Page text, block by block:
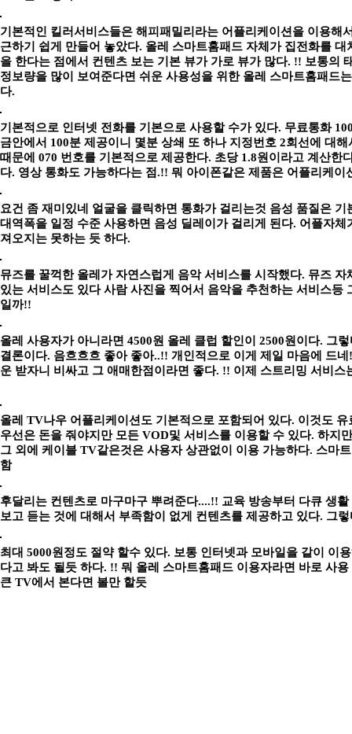
기본적인 킬러서비스들은 해피패밀리라는 어플리케이션을 이용해
근하기 쉽게 만들어 놓았다. 올레 스마트홈패드 자체가 집전화를
을 한다는 점에서 컨텐츠 보는 기본 뷰가 가로 뷰가 많다. !! 보통의
정보량을 많이 보여준다면 쉬운 사용성을 위한 올레 스마트홈패드
다.
기본적으로 인터넷 전화를 기본으로 사용할 수가 있다. 무료통화
금안에서 100분 제공이니 몇분 상쇄 또 하나 지정번호 2회선에 대
때문에 070 번호를 기본적으로 제공한다. 초당 1.8원이라고 계산한
다. 영상 통화도 가능하다는 점.!! 뭐 아이폰같은 제품은 어플리케이
요건 좀 재미있네 얼굴을 클릭하면 통화가 걸리는것 음성 품질은
대역폭을 일정 수준 사용하면 음성 딜레이가 걸리게 된다. 어플자
져오지는 못하는 듯 하다.
뮤즈를 꿀꺽한 올레가 자연스럽게 음악 서비스를 시작했다. 뮤즈
있는 서비스도 있다 사람 사진을 찍어서 음악을 추천하는 서비스등
일까!!
올레 사용자가 아니라면 4500원 올레 클럽 할인이 2500원이다. 그
결론이다. 음흐흐흐 좋아 좋아..!! 개인적으로 이게 제일 마음에 드
운 받자니 비싸고 그 애매한점이라면 좋다. !! 이제 스트리밍 서비스
올레 TV나우 어플리케이션도 기본적으로 포함되어 있다. 이것도
우선은 돈을 줘야지만 모든 VOD및 서비스를 이용할 수 있다. 하지
그 외에 케이블 TV같은것은 사용자 상관없이 이용 가능하다. 스마
함
후달리는 컨텐츠로 마구마구 뿌려준다....!! 교육 방송부터 다큐 생
보고 듣는 것에 대해서 부족함이 없게 컨텐츠를 제공하고 있다. 그
최대 5000원정도 절약 할수 있다. 보통 인터넷과 모바일을 같이 이
다고 봐도 될듯 하다. !! 뭐 올레 스마트홈패드 이용자라면 바로 사
큰 TV에서 본다면 볼만 할듯